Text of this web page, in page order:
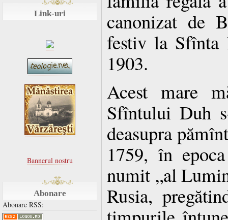
Link-uri
Bannerul nostru
Abonare
Abonare RSS:
canonizat de
festiv la
1903.
Acest mare
Sfîntului Duh
deasupra
1759, în
numit „al
Rusia,